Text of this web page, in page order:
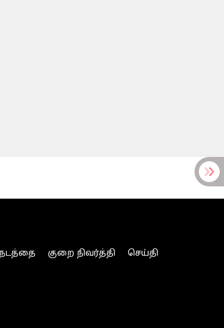
குறை நிவர்த்தி
செய்தி